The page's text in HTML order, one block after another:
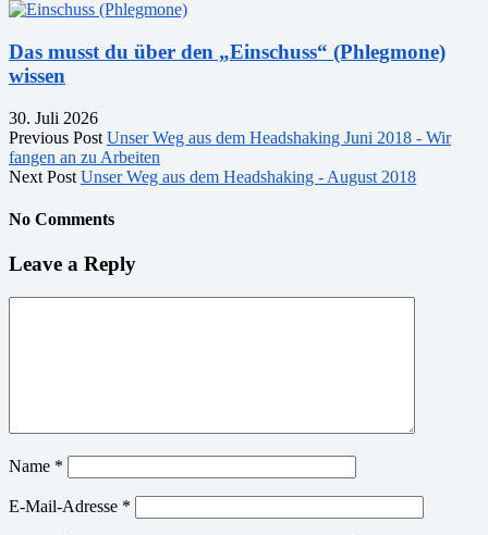
Das musst du über den „Einschuss“ (Phlegmone)
wissen
30. Juli 2026
Previous Post Unser Weg aus dem Headshaking Juni 2018 - Wir
fangen an zu Arbeiten
Next Post Unser Weg aus dem Headshaking - August 2018
No Comments
Leave a Reply
Name *
E-Mail-Adresse *